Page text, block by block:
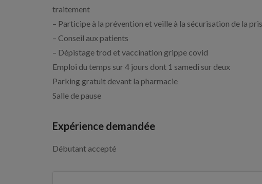
traitement
– Participe à la prévention et veille à la sécurisation de la
– Conseil aux patients
– Dépistage trod et vaccination grippe covid
Emploi du temps sur 4 jours dont 1 samedi sur deux
Parking gratuit devant la pharmacie
Salle de pause
Expérience demandée
Débutant accepté